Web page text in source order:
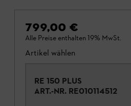
799,00 €
Alle Preise enthalten 19% MwSt.
Artikel wählen
RE 150 PLUS
ART.-NR. RE010114512